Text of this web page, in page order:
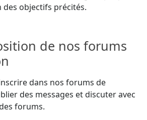
des objectifs précités.
de nos forums
dans nos forums de
des messages et discuter avec
forums.